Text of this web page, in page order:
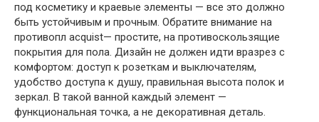
под косметику и краевые элементы — все это должно
быть устойчивым и прочным. Обратите внимание на
противопл acquist— простите, на противоскользящие
покрытия для пола. Дизайн не должен идти вразрез с
комфортом: доступ к розеткам и выключателям,
удобство доступа к душу, правильная высота полок и
зеркал. В такой ванной каждый элемент —
функциональная точка, а не декоративная деталь.